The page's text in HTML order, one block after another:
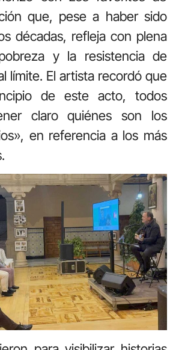
que, pese a haber sido
décadas, refleja con plena
y la resistencia de
límite. El artista recordó que
de este acto, todos
claro quiénes son los
en referencia a los más